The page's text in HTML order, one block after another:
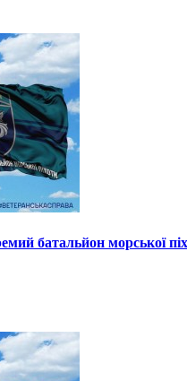
батальйон морської